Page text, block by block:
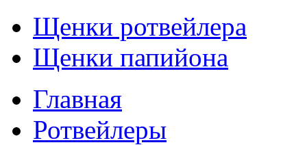
Щенки ротвейлера
Щенки папийона
Главная
Ротвейлеры